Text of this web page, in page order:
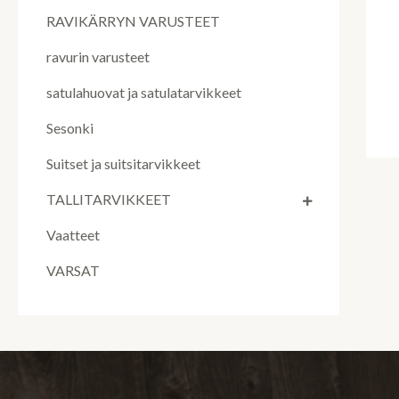
RAVIKÄRRYN VARUSTEET
ravurin varusteet
satulahuovat ja satulatarvikkeet
Sesonki
Suitset ja suitsitarvikkeet
TALLITARVIKKEET
Vaatteet
VARSAT